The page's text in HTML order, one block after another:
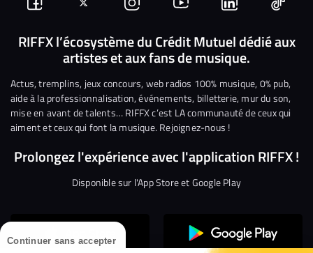
Continuer sans accepter
Suivez-
nous
Facebook
Suivez-
nous
sur
Twitter
Nous
rejoindre
sur
Instagram
Nous
rejoindre
sur
YouTube
Nous
rejoindre
sur
Linkedin
Nous
RIFFX l’écosystème du Crédit Mutuel dédié aux
artistes et aux fans de musique.
Actus, tremplins, jeux concours, web radios 100% musique, 0% pub,
aide à la professionnalisation, événements, billetterie, mur du son,
mise en avant de talents… RIFFX c’est LA communauté de ceux qui
aiment et ceux qui font la musique. Rejoignez-nous !
Prolongez l'expérience avec l'application RIFFX !
Disponible sur l'App Store et Google Play